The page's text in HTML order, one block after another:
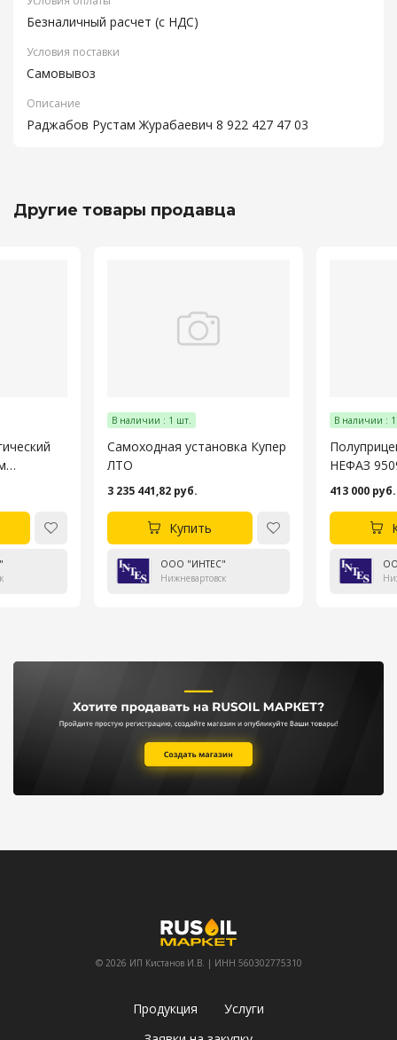
Безналичный расчет (с НДС)
Условия поставки
Самовывоз
Описание
Раджабов Рустам Журабаевич 8 922 427 47 03
Другие товары продавца
В наличии : 1 шт.
Самоходная установка Купер
ЛТО
3 235 441,82 руб.
Купить
ООО "ИНТЕС"
Нижневартовск
В наличии :
НЕФАЗ
413 000 руб.
© 2026 ИП Кистанов И.В. | ИНН 560302775310
Продукция
Услуги